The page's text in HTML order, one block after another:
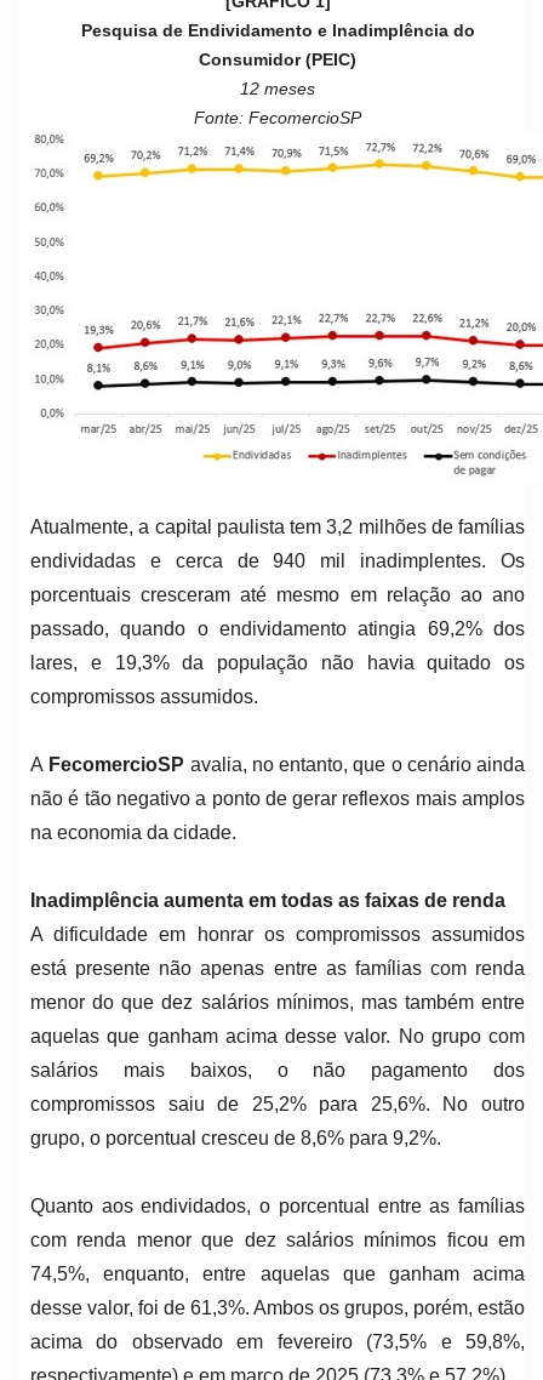
Pesquisa de Endividamento e Inadimplência do
Consumidor (PEIC)
12 meses
Fonte: FecomercioSP
Atualmente, a capital paulista tem 3,2 milhões de famílias
endividadas e cerca de 940 mil inadimplentes. Os
porcentuais cresceram até mesmo em relação ao ano
passado, quando o endividamento atingia 69,2% dos
lares, e 19,3% da população não havia quitado os
compromissos assumidos.
A FecomercioSP avalia, no entanto, que o cenário ainda
não é tão negativo a ponto de gerar reflexos mais amplos
na economia da cidade.
Inadimplência aumenta em todas as faixas de renda
A dificuldade em honrar os compromissos assumidos
está presente não apenas entre as famílias com renda
menor do que dez salários mínimos, mas também entre
aquelas que ganham acima desse valor. No grupo com
salários mais baixos, o não pagamento dos
compromissos saiu de 25,2% para 25,6%. No outro
grupo, o porcentual cresceu de 8,6% para 9,2%.
Quanto aos endividados, o porcentual entre as famílias
com renda menor que dez salários mínimos ficou em
74,5%, enquanto, entre aquelas que ganham acima
desse valor, foi de 61,3%. Ambos os grupos, porém, estão
acima do observado em fevereiro (73,5% e 59,8%,
respectivamente) e em março de 2025 (73,3% e 57,2%).